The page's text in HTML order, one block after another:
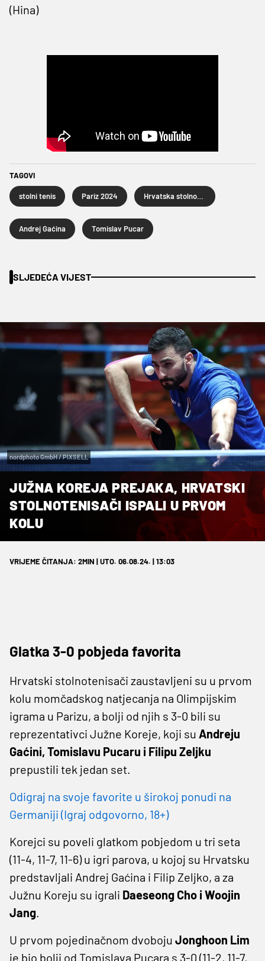
(Hina)
TAGOVI
stolni tenis Pariz 2024
Andrej Gaćina Tomislav Pucar
SLJEDEĆA VIJEST
nordphoto GmbH / PIXSELL
JUŽNA KOREJA PREJAKA, HRVATSKI
STOLNOTENISAČI ISPALI U PRVOM
KOLU
VRIJEME ČITANJA: 2MIN | UTO. 06.08.24. | 13:03
Glatka 3-0 pobjeda favorita
Hrvatski stolnotenisači zaustavljeni su u prvom
kolu momčadskog natjecanja na Olimpijskim
igrama u Parizu, a bolji od njih s 3-0 bili su
reprezentativci Južne Koreje, koji su Andreju
Gaćini, Tomislavu Pucaru i Filipu Zeljku
prepustili tek jedan set.
Odigraj na svoje favorite u širokoj ponudi na
Germaniji (Igraj odgovorno, 18+)
Korejci su poveli glatkom pobjedom u tri seta
(11-4, 11-7, 11-6) u igri parova, u kojoj su Hrvatsku
predstavljali Andrej Gaćina i Filip Zeljko, a za
Južnu Koreju su igrali Daeseong Cho i Woojin
Jang.
U prvom pojedinačnom dvoboju Jonghoon Lim
je bio bolji od Tomislava Pucara s 3-0 (11-2, 11-7,